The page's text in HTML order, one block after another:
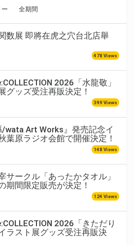
ー 全期間
数展 即將在虎之穴台北店舉
478 Views
2026「水龍敬」
グッズ受注再販決定！
399 Views
/wata Art Works』発売記念イ
葉原ラジオ会館で開催決定！
148 Views
サークル「あったかタオル」
期間限定販売が決定！
124 Views
2026「きただり
ラスト展グッズ受注再販決